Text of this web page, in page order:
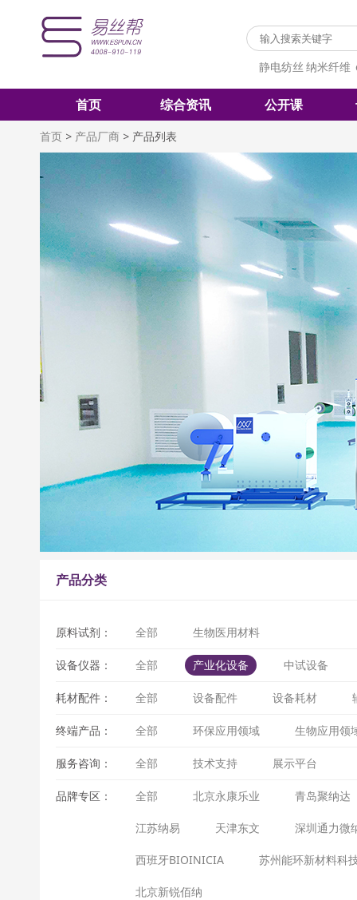
静电纺丝 纳米纤维
首页 综合资讯 公开课
首页 > 产品厂商 > 产品列表
产品分类
原料试剂： 全部 生物医用材料
设备仪器： 全部 产业化设备 中试设备
耗材配件： 全部 设备配件 设备耗材
终端产品： 全部 环保应用领域 生物应用领
服务咨询： 全部 技术支持 展示平台
品牌专区： 全部 北京永康乐业 青岛聚纳达
江苏纳易 天津东文 深圳通力微
西班牙BIOINICIA 苏州能环新材料科
北京新锐佰纳